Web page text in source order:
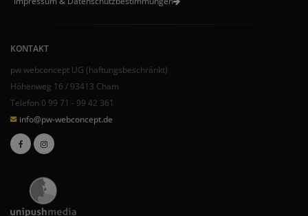
KONTAKT
pw webconcept UG (haftungsbeschränkt)
Höhenweg 16 / 93413 Cham
Telefon 0 99 71 - 99 42 361
info@pw-webconcept.de